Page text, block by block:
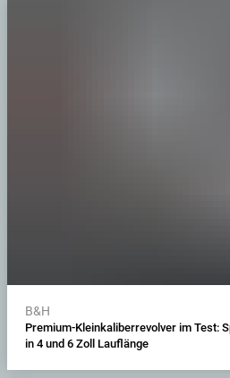
B&H
Premium-Kleinkaliberrevolver im Test:
in 4 und 6 Zoll Lauflänge